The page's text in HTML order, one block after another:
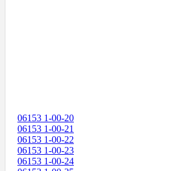
06153 1-00-20
06153 1-00-21
06153 1-00-22
06153 1-00-23
06153 1-00-24